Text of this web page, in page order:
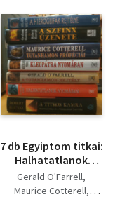
7 db Egyiptom titkai:
Halhatatlanok
nyomában; Kleopátra
nyomában; A
Gerald O'Farrell
Maurice Cotterell